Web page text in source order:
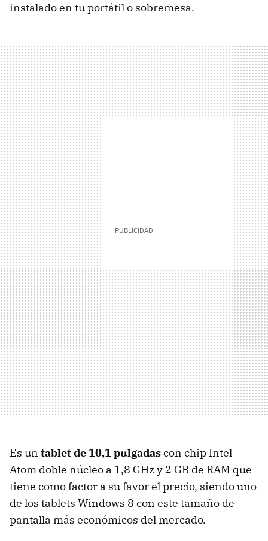
instalado en tu portátil o sobremesa.
Es un tablet de 10,1 pulgadascon chip Intel
Atom doble núcleo a 1,8 GHz y 2 GB de RAM que
tiene como factor a su favor el precio, siendo uno
de los tablets Windows 8 con este tamaño de
pantalla más económicos del mercado.